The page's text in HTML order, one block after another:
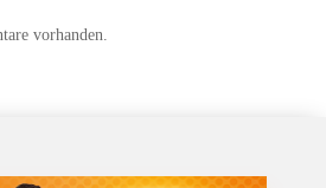
vorhanden.